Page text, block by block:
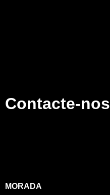
Contacte-nos
MORADA